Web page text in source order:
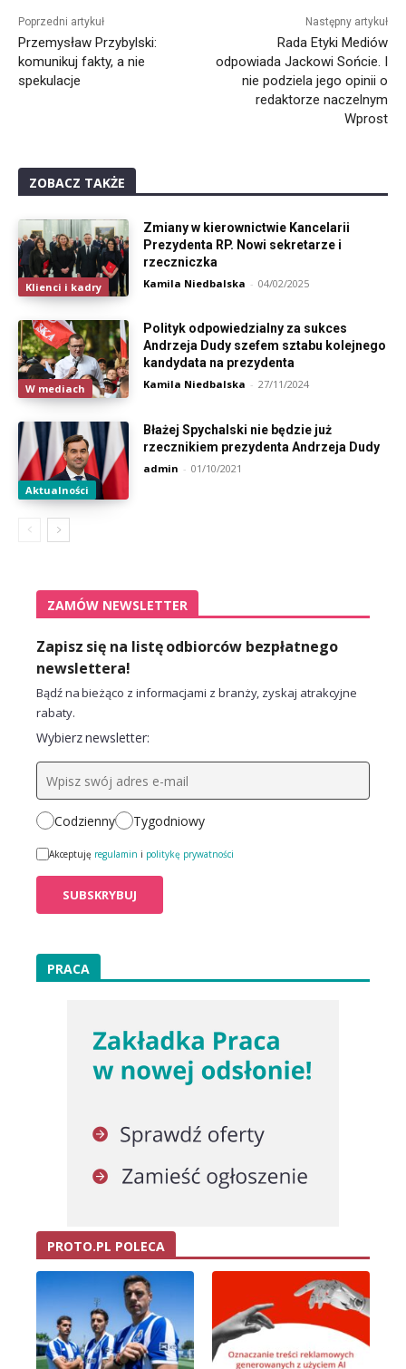
Poprzedni artykuł
Przemysław Przybylski:
komunikuj fakty, a nie
spekulacje
Następny artykuł
Rada Etyki Mediów
odpowiada Jackowi Sońcie. I
nie podziela jego opinii o
redaktorze naczelnym
Wprost
ZOBACZ TAKŻE
Klienci i kadry
Zmiany w kierownictwie Kancelarii
Prezydenta RP. Nowi sekretarze i
rzeczniczka
Kamila Niedbalska - 04/02/2025
W mediach
Polityk odpowiedzialny za sukces
Andrzeja Dudy szefem sztabu kolejnego
kandydata na prezydenta
Kamila Niedbalska - 27/11/2024
Aktualności
Błażej Spychalski nie będzie już
rzecznikiem prezydenta Andrzeja Dudy
admin - 01/10/2021
ZAMÓW NEWSLETTER
Zapisz się na listę odbiorców bezpłatnego
newslettera!
Bądź na bieżąco z informacjami z branży, zyskaj atrakcyjne
rabaty.
Wybierz newsletter:
Codzienny Tygodniowy
Akceptuję regulamin i politykę prywatności
PRACA
PROTO.PL POLECA